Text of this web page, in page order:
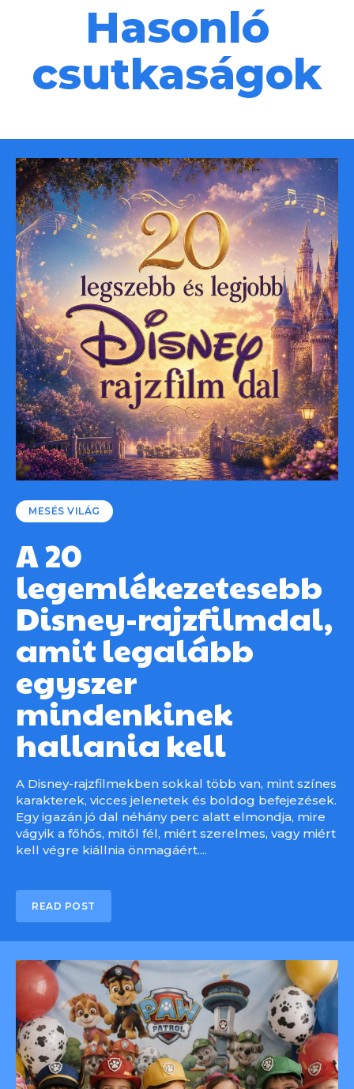
Hasonló
csutkaságok
MESÉS VILÁG
A 20
legemlékezetesebb
Disney-rajzfilmdal,
amit legalább
egyszer
mindenkinek
hallania kell
A Disney-rajzfilmekben sokkal több van, mint színes
karakterek, vicces jelenetek és boldog befejezések.
Egy igazán jó dal néhány perc alatt elmondja, mire
vágyik a főhős, mitől fél, miért szerelmes, vagy miért
kell végre kiállnia önmagáért....
READ POST